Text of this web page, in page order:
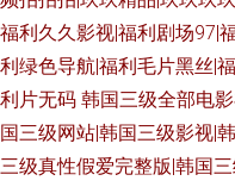
福利久久影视|福利剧场97|
利绿色导航|福利毛片黑丝|
利片无码 韩国三级全部电
国三级网站|韩国三级影视|
三级真性假爱完整版|韩国